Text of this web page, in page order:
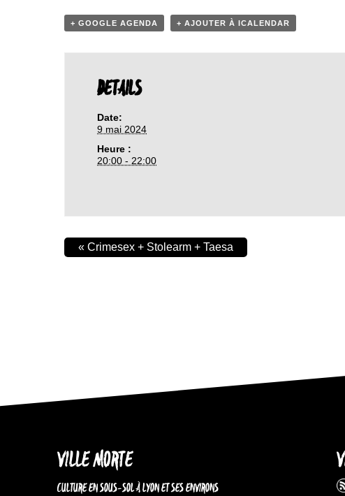
+ GOOGLE AGENDA + AJOUTER À ICALENDAR
DETAILS
Date:
9 mai 2024
Heure :
20:00 - 22:00
« Crimesex + Stolearm + Taesa
VILLE MORTE
CULTURE EN SOUS-SOL À LYON ET SES ENVIRONS